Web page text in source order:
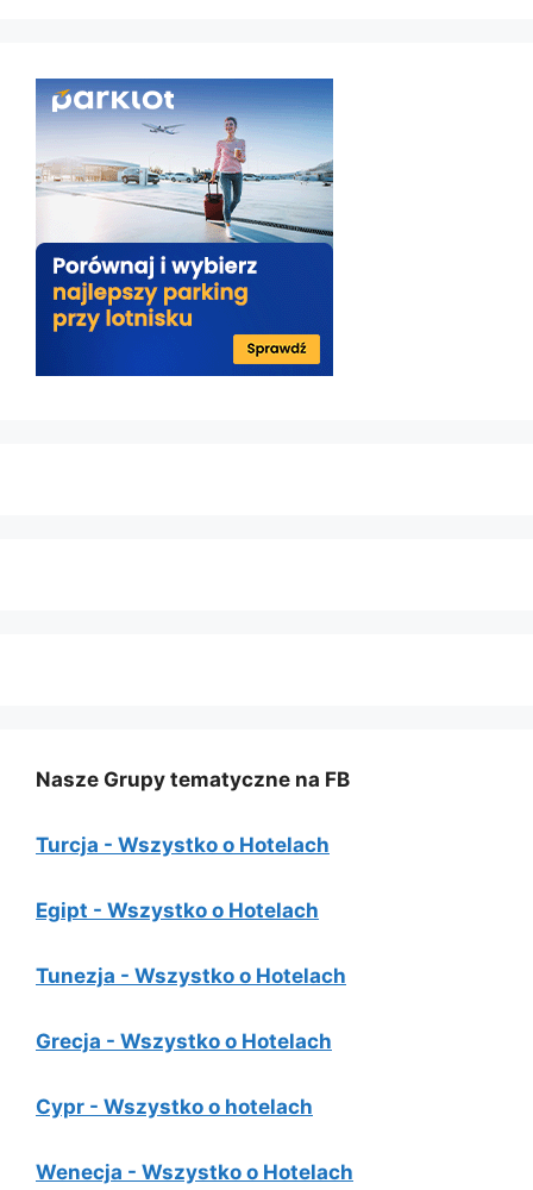
Nasze Grupy tematyczne na FB
Turcja - Wszystko o Hotelach
Egipt - Wszystko o Hotelach
Tunezja - Wszystko o Hotelach
Grecja - Wszystko o Hotelach
Cypr - Wszystko o hotelach
Wenecja - Wszystko o Hotelach